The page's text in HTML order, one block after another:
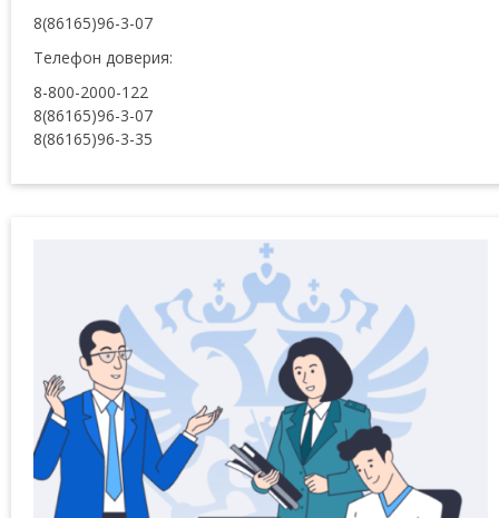
8(86165)96-3-07
Телефон доверия:
8-800-2000-122
8(86165)96-3-07
8(86165)96-3-35